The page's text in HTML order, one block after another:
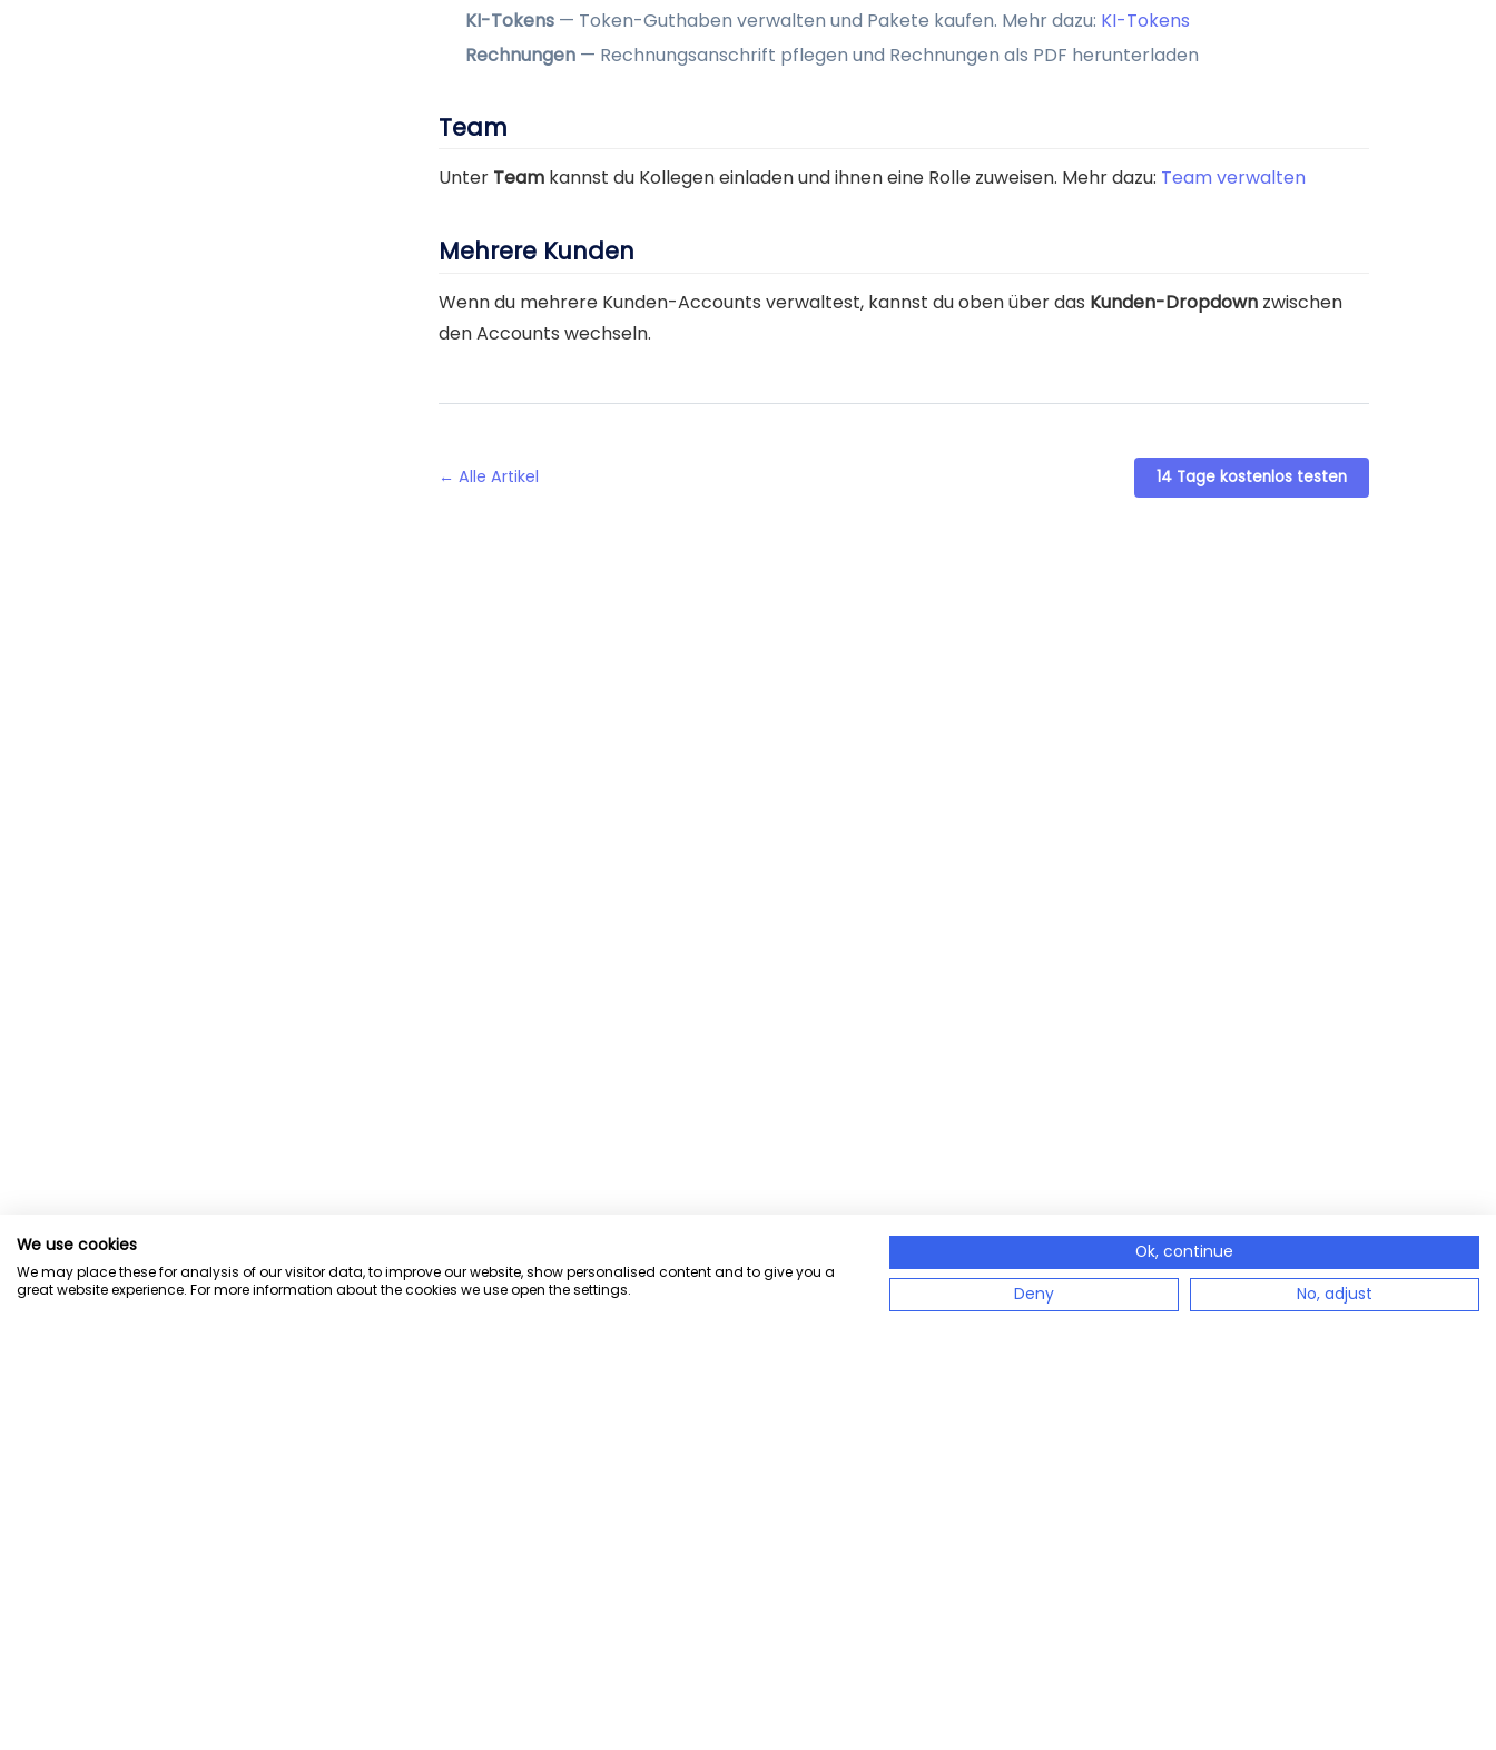
KI-Tokens — Token-Guthaben verwalten und Pakete kaufen. Mehr dazu: KI-Tokens
Rechnungen — Rechnungsanschrift pflegen und Rechnungen als PDF herunterladen
Team
Unter Team kannst du Kollegen einladen und ihnen eine Rolle zuweisen. Mehr dazu: Team verwalten
Mehrere Kunden
Wenn du mehrere Kunden-Accounts verwaltest, kannst du oben über das Kunden-Dropdown zwischen
den Accounts wechseln.
← Alle Artikel 14 Tage kostenlos testen
We use cookies
We may place these for analysis of our visitor data, to improve our website, show personalised content and to give you a
great website experience. For more information about the cookies we use open the settings.
Ok, continue
Deny
No, adjust